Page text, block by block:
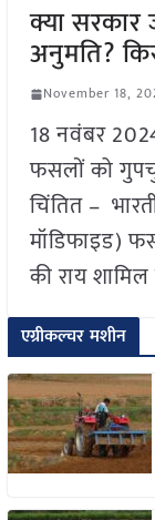
क्या
अनुमति?
November 18,
18 नवंबर
फसलों को
चिंतित –
मॉडिफाइड)
की राय
एग्रीकल्चर मशीन